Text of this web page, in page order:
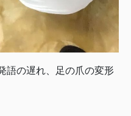
語の遅れ、足の爪の変形